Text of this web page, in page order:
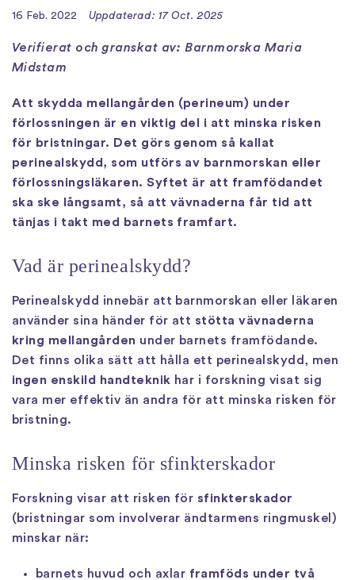
16 Feb. 2022 Uppdaterad: 17 Oct. 2025
Verifierat och granskat av: Barnmorska Maria
Midstam
Att skydda mellangården (perineum) under
förlossningen är en viktig del i att minska risken
för bristningar. Det görs genom så kallat
perinealskydd, som utförs av barnmorskan eller
förlossningsläkaren. Syftet är att framfödandet
ska ske långsamt, så att vävnaderna får tid att
tänjas i takt med barnets framfart.
Vad är perinealskydd?
Perinealskydd innebär att barnmorskan eller läkaren
använder sina händer för att stötta vävnaderna
kring mellangården under barnets framfödande.
Det finns olika sätt att hålla ett perinealskydd, men
ingen enskild handteknik har i forskning visat sig
vara mer effektiv än andra för att minska risken för
bristning.
Minska risken för sfinkterskador
Forskning visar att risken för sfinkterskador
(bristningar som involverar ändtarmens ringmuskel)
minskar när:
barnets huvud och axlar framföds under två